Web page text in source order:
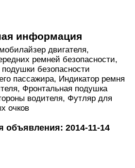
информация
двигателя,
ремней безопасности,
безопасности
пассажира, Индикатор ремня
Фронтальная подушка
водителя, Футляр для
очков
объявления: 2014-11-14